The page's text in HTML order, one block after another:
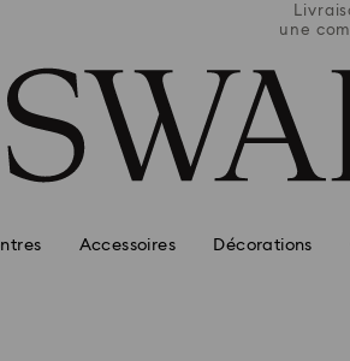
une
Accessoires Décorations